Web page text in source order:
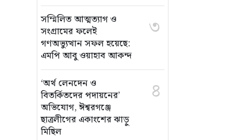
সম্মিলিত আত্মত্যাগ ও
সংগ্রামের ফলেই
গণঅভ্যুত্থান সফল হয়েছে:
এমপি আবু ওয়াহাব আকন্দ
৩
‘অর্থ লেনদেন ও
বিতর্কিতদের পদায়নের’
অভিযোগ, ঈশ্বরগঞ্জে
ছাত্রলীগের একাংশের ঝাড়ু
মিছিল
৪